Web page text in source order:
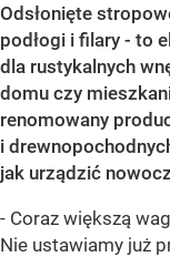
Odsłonięte
podłogi i filary - to
dla rustykalnych
domu czy
renomowany
i
jak urządzić
- Coraz większą
Nie ustawiamy już